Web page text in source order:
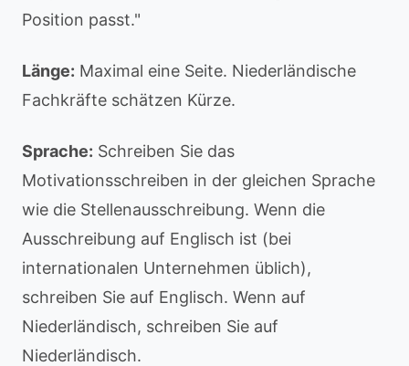
Position passt."
Länge: Maximal eine Seite. Niederländische
Fachkräfte schätzen Kürze.
Sprache: Schreiben Sie das
Motivationsschreiben in der gleichen Sprache
wie die Stellenausschreibung. Wenn die
Ausschreibung auf Englisch ist (bei
internationalen Unternehmen üblich),
schreiben Sie auf Englisch. Wenn auf
Niederländisch, schreiben Sie auf
Niederländisch.